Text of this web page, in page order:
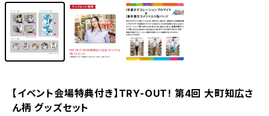
【イベント会場特典付き】TRY-OUT! 第4回 大町知広さ
ん柄 グッズセット